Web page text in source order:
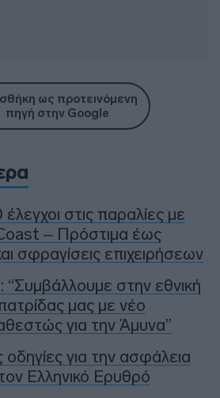
ως προτεινόμενη
πηγή στην Google
στις παραλίες με
– Πρόστιμα έως
σφραγίσεις επιχειρήσεων
στην εθνική
μας με νέο
για την Άμυνα”
για την ασφάλεια
Ελληνικό Ερυθρό